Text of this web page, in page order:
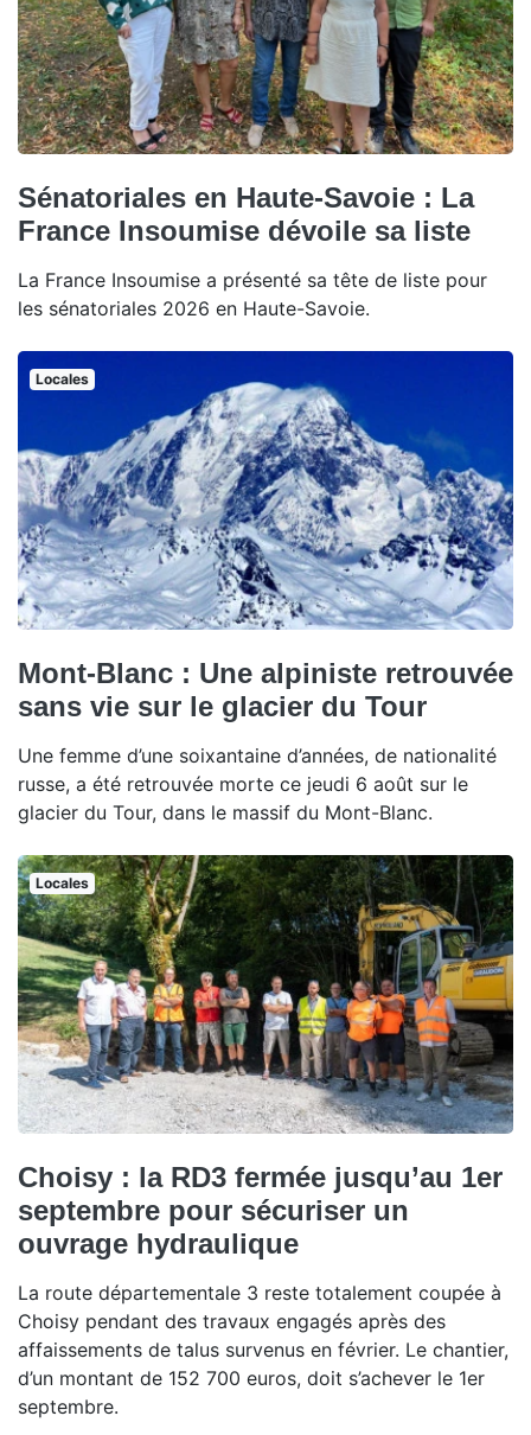
Sénatoriales en Haute-Savoie : La
France Insoumise dévoile sa liste
La France Insoumise a présenté sa tête de liste pour
les sénatoriales 2026 en Haute-Savoie.
Locales
Mont-Blanc : Une alpiniste retrouvée
sans vie sur le glacier du Tour
Une femme d’une soixantaine d’années, de nationalité
russe, a été retrouvée morte ce jeudi 6 août sur le
glacier du Tour, dans le massif du Mont-Blanc.
Locales
Choisy : la RD3 fermée jusqu’au 1er
septembre pour sécuriser un
ouvrage hydraulique
La route départementale 3 reste totalement coupée à
Choisy pendant des travaux engagés après des
affaissements de talus survenus en février. Le chantier,
d’un montant de 152 700 euros, doit s’achever le 1er
septembre.